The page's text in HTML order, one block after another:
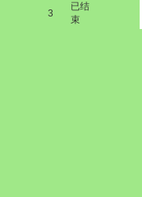
3
已结
束